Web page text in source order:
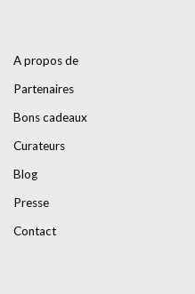
A propos de
Partenaires
Bons cadeaux
Curateurs
Blog
Presse
Contact